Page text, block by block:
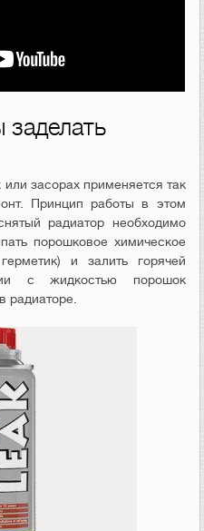
засорах применяется так
Принцип работы в этом
радиатор необходимо
порошковое химическое
и залить горячей
с жидкостью порошок
радиаторе.